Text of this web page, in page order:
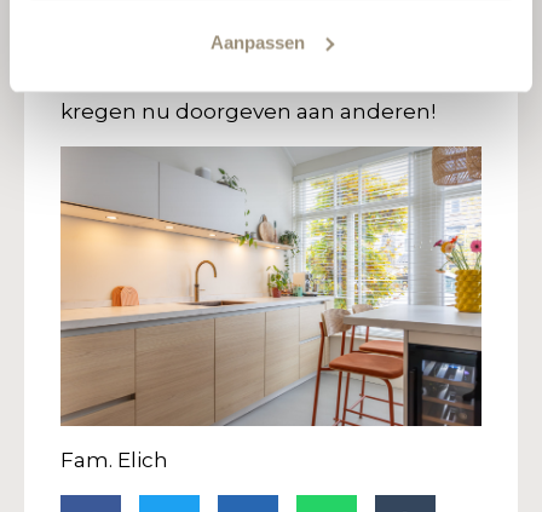
Aanpassen
We zijn zo tevreden over SMAAK
kregen nu doorgeven aan anderen!
Fam. Elich